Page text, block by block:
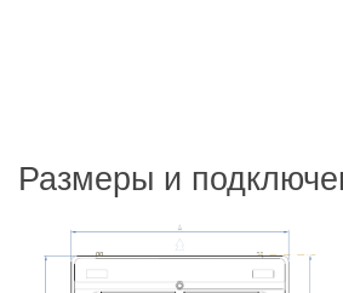
Размеры и